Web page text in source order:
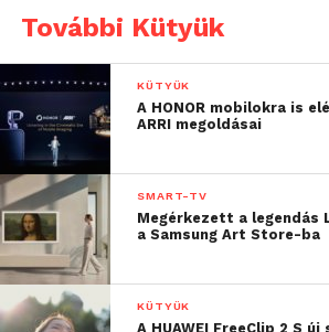
További Kütyük
KÜTYÜK
A HONOR mobilokra is
ARRI megoldásai
SMART-TV
Megérkezett a legendás
a Samsung Art Store-ba
KÜTYÜK
A HUAWEI FreeClip 2 S